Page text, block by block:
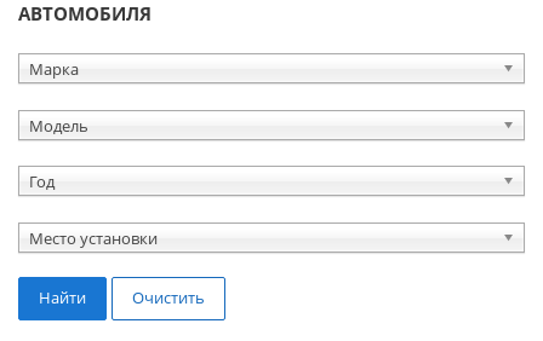
АВТОМОБИЛЯ
Марка
Модель
Год
Место установки
Найти Очистить